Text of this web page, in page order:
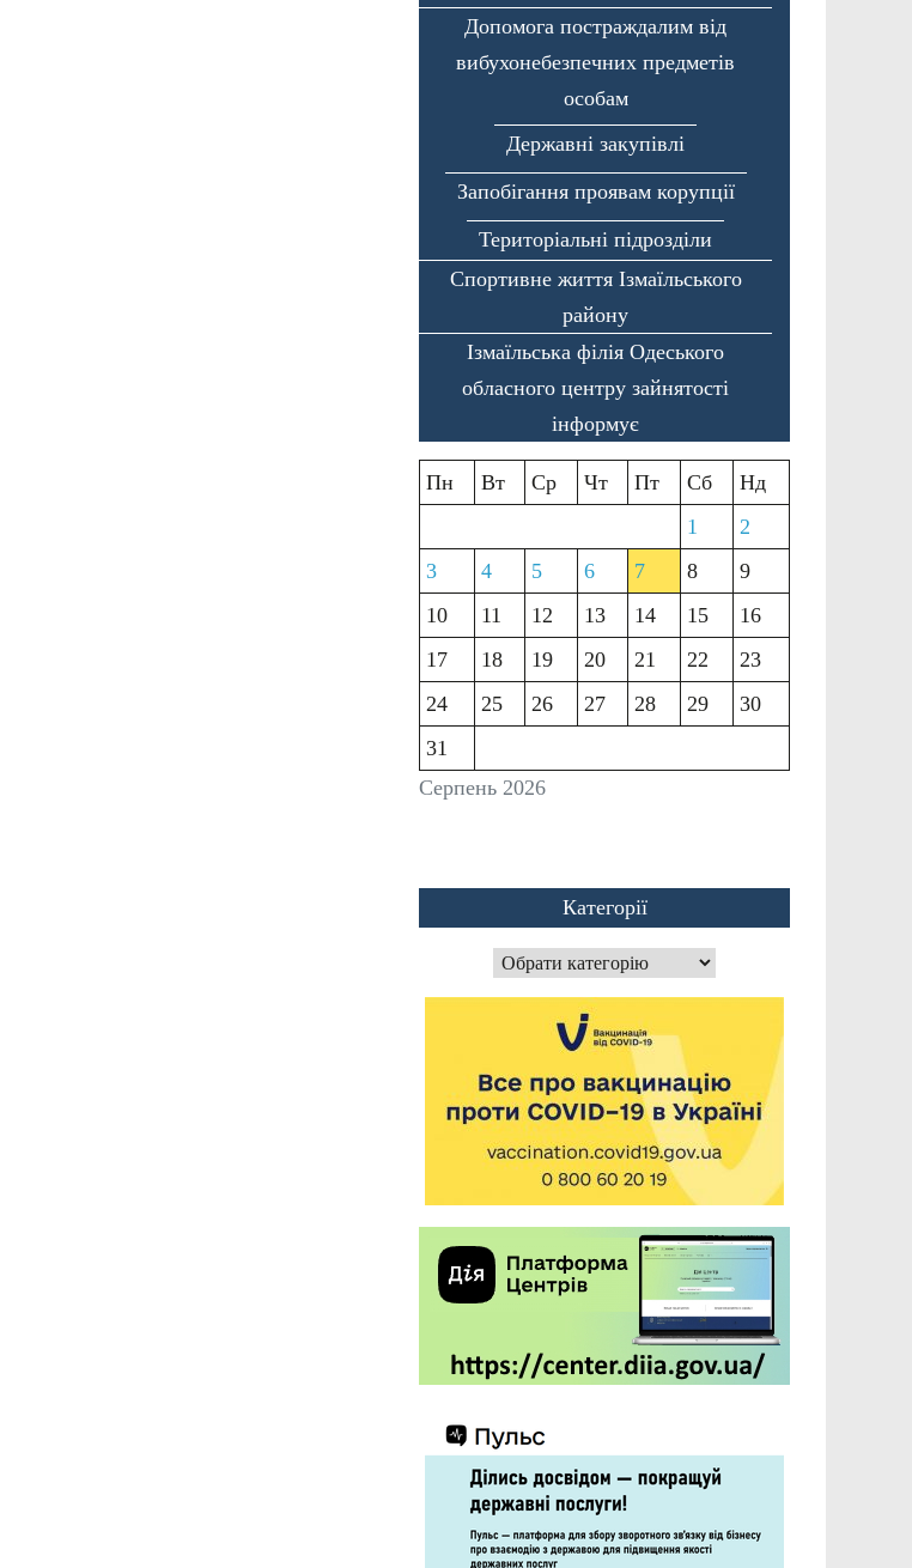
Допомога постраждалим від
вибухонебезпечних предметів
особам
Державні закупівлі
Запобігання проявам корупції
Територіальні підрозділи
Спортивне життя Ізмаїльського
району
Ізмаїльська філія Одеського
обласного центру зайнятості
інформує
Серпень 2026
Пн Вт Ср Чт Пт Сб
Нд
1
2
3
4 5 6 7 8
9
10
11 12 13 14 15
16
17
18 19 20 21 22
23
24
25 26 27 28 29
30
31
Категорії
Категорії